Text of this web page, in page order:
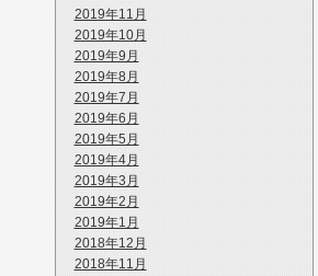
2019年11月
2019年10月
2019年9月
2019年8月
2019年7月
2019年6月
2019年5月
2019年4月
2019年3月
2019年2月
2019年1月
2018年12月
2018年11月